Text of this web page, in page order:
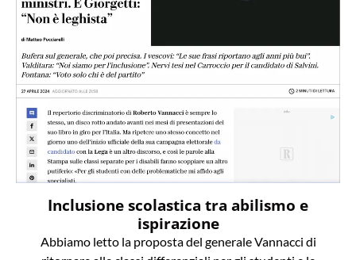
Inclusione scolastica tra abilismo e
ispirazione
Abbiamo letto la proposta del generale Vannacci di